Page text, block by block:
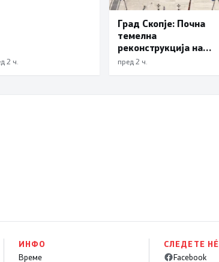
2 ч.
Град Скопје: Почна
темелна
реконструкција на
еден од симболите на
пред 2 ч.
ИНФО
Време
СЛЕДЕТЕ НÉ
Facebook